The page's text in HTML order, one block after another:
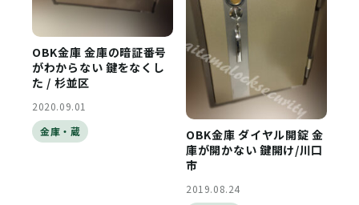
OBK金庫 金庫の暗証番号
がわからない 鍵をなくし
た / 杉並区
2020.09.01
金庫・蔵
OBK金庫 ダイヤル開錠 金
庫が開かない 鍵開け/川口
市
2019.08.24